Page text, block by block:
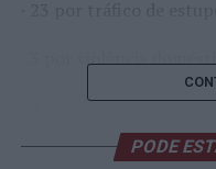
· 3 por violência
· 4 por desobediência;
· 6 por resistência e
PODE